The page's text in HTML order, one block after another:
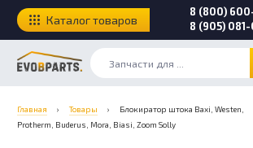
8 (800)
8 (905)
Каталог товаров
Главная › Товары ›
Блокиратор штока Baxi, Westen,
Protherm, Buderus, Mora, Biasi, Zoom Solly